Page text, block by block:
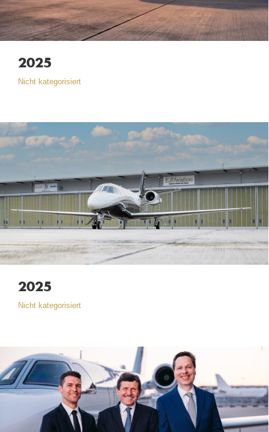
2025
Nicht kategorisiert
2025
Nicht kategorisiert